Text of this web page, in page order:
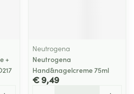
+
Neutrogena
Neutrogena
Hand&nagelcreme 75ml
€ 9,49